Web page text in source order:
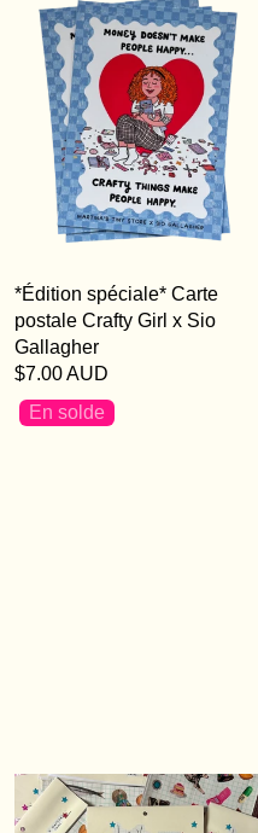
*Édition spéciale* Carte
postale Crafty Girl x Sio
Gallagher
$7.00 AUD
En solde